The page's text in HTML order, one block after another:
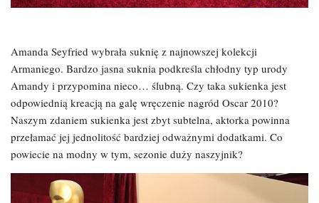
Amanda Seyfried wybrała suknię z najnowszej kolekcji
Armaniego. Bardzo jasna suknia podkreśla chłodny typ urody
Amandy i przypomina nieco… ślubną. Czy taka sukienka jest
odpowiednią kreacją na galę wręczenie nagród Oscar 2010?
Naszym zdaniem sukienka jest zbyt subtelna, aktorka powinna
przełamać jej jednolitość bardziej odważnymi dodatkami. Co
powiecie na modny w tym, sezonie duży naszyjnik?